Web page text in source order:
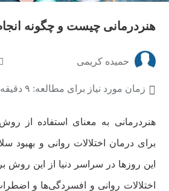
هنردرمانی چیست و چگونه
حمیده کریمی
زمان مورد نیاز برای مطالعه: ۹ دقیقه
هنردرمانی به معنای استفاده از
برای درمان اختلالات روانی و بهبود
این روزها در سراسر دنیا از این روش
اختلالات روانی و افسردگی‌ها و